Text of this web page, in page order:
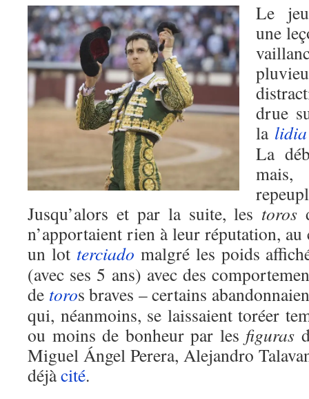
Le
une
drue
la lidia
La
Jusqu’alors et par la suite, les toros
n’apportaient rien à leur réputation,
un lot terciado malgré les poids
(avec ses 5 ans) avec des
de toros braves – certains
qui, néanmoins, se laissaient toréer
ou moins de bonheur par les figuras
Miguel Ángel Perera, Alejandro
déjàcité.